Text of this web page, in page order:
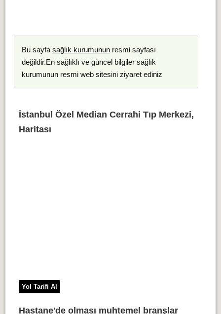
Bu sayfa sağlık kurumununresmi sayfası
değildir.En sağlıklı ve güncel bilgiler sağlık
kurumunun resmi web sitesini ziyaret ediniz
İstanbul Özel Median Cerrahi Tıp Merkezi,
Haritası
Yol Tarifi Al
Hastane'de olması muhtemel branşlar